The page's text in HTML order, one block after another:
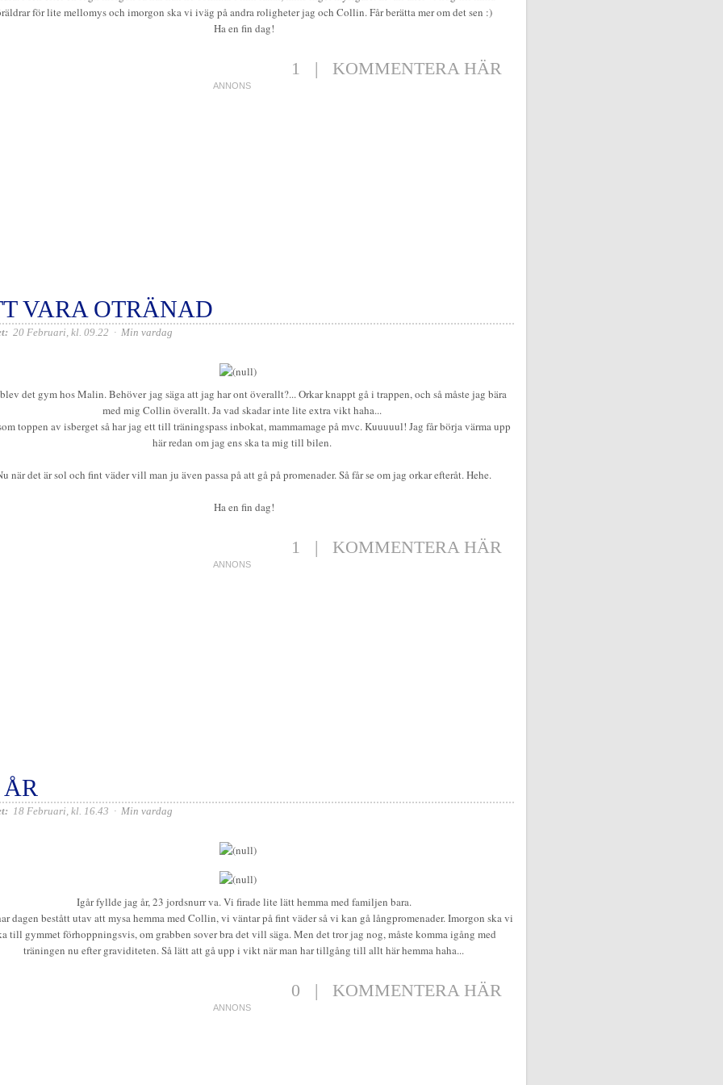
för lite mellomys och imorgon ska vi iväg på andra roligheter jag och Collin. Får berätta mer om det sen :)
Ha en fin dag!
1 | KOMMENTERA HÄR
VARA OTRÄNAD
20 Februari, kl. 09.22 · Min vardag
det gym hos Malin. Behöver jag säga att jag har ont överallt?... Orkar knappt gå i trappen, och så måste jag bära
med mig Collin överallt. Ja vad skadar inte lite extra vikt haha...
toppen av isberget så har jag ett till träningspass inbokat, mammamage på mvc. Kuuuuul! Jag får börja värma upp
här redan om jag ens ska ta mig till bilen.
när det är sol och fint väder vill man ju även passa på att gå på promenader. Så får se om jag orkar efteråt. Hehe.
Ha en fin dag!
1 | KOMMENTERA HÄR
18 Februari, kl. 16.43 · Min vardag
Igår fyllde jag år, 23 jordsnurr va. Vi firade lite lätt hemma med familjen bara.
dagen bestått utav att mysa hemma med Collin, vi väntar på fint väder så vi kan gå långpromenader. Imorgon ska vi
till gymmet förhoppningsvis, om grabben sover bra det vill säga. Men det tror jag nog, måste komma igång med
träningen nu efter graviditeten. Så lätt att gå upp i vikt när man har tillgång till allt här hemma haha...
0 | KOMMENTERA HÄR